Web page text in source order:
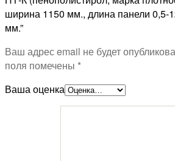
ширина 1150 мм., длина панели 0,5-
мм.”
Ваш адрес email не будет
поля помечены *
Ваша оценка